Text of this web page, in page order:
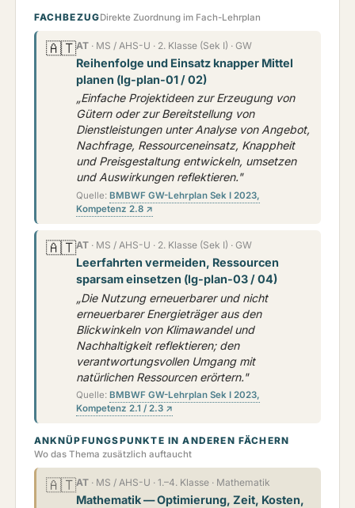
FACHBEZUGDirekte Zuordnung im Fach-Lehrplan
🇦🇹AT· MS / AHS-U · 2. Klasse (Sek I) · GW
Reihenfolge und Einsatz knapper Mittel
planen (lg-plan-01 / 02)
„Einfache Projektideen zur Erzeugung von
Gütern oder zur Bereitstellung von
Dienstleistungen unter Analyse von Angebot,
Nachfrage, Ressourceneinsatz, Knappheit
und Preisgestaltung entwickeln, umsetzen
und Auswirkungen reflektieren."
Quelle: BMBWF GW-Lehrplan Sek I 2023,
Kompetenz 2.8 ↗
🇦🇹AT· MS / AHS-U · 2. Klasse (Sek I) · GW
Leerfahrten vermeiden, Ressourcen
sparsam einsetzen (lg-plan-03 / 04)
„Die Nutzung erneuerbarer und nicht
erneuerbarer Energieträger aus den
Blickwinkeln von Klimawandel und
Nachhaltigkeit reflektieren; den
verantwortungsvollen Umgang mit
natürlichen Ressourcen erörtern."
Quelle: BMBWF GW-Lehrplan Sek I 2023,
Kompetenz 2.1 / 2.3 ↗
ANKNÜPFUNGSPUNKTE IN ANDEREN FÄCHERN
Wo das Thema zusätzlich auftaucht
🇦🇹AT· MS / AHS-U · 1.–4. Klasse · Mathematik
Mathematik — Optimierung, Zeit, Kosten,